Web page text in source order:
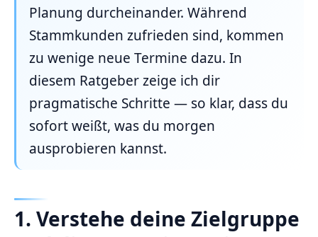
Planung durcheinander. Während
Stammkunden zufrieden sind, kommen
zu wenige neue Termine dazu. In
diesem Ratgeber zeige ich dir
pragmatische Schritte — so klar, dass du
sofort weißt, was du morgen
ausprobieren kannst.
1. Verstehe deine Zielgruppe